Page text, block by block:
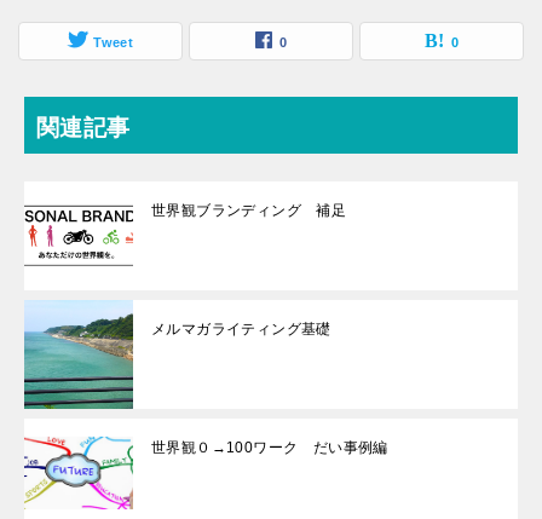
Tweet 0 0
関連記事
世界観ブランディング 補足
メルマガライティング基礎
世界観０→100ワーク だい事例編